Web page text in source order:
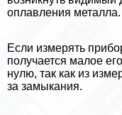
оплавления металла.
Если измерять
получается малое
нулю, так как из
за замыкания.